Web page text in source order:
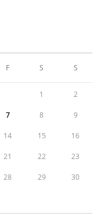
F S S
1 2
7 8 9
14 15 16
21 22 23
28 29 30